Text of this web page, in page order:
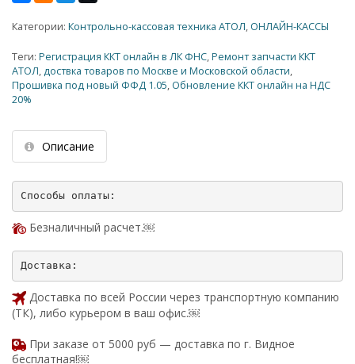
Категории: Контрольно-кассовая техника АТОЛ, ОНЛАЙН-КАССЫ
Теги: Регистрация ККТ онлайн в ЛК ФНС,Ремонт запчасти ККТ
АТОЛ,доствка товаров по Москве и Московской области,
Прошивка под новый ФФД 1.05, Обновление ККТ онлайн на НДС
20%
Описание
Безналичный расчет.￼
Доставка по всей России через транспортную компанию
(ТК), либо курьером в ваш офис.￼
При заказе от 5000 руб — доставка по г. Видное
бесплатная!￼